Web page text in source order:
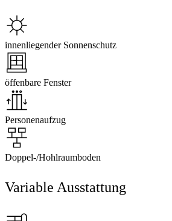
innenliegender Sonnenschutz
öffenbare Fenster
Personenaufzug
Doppel-/Hohlraumboden
Variable Ausstattung